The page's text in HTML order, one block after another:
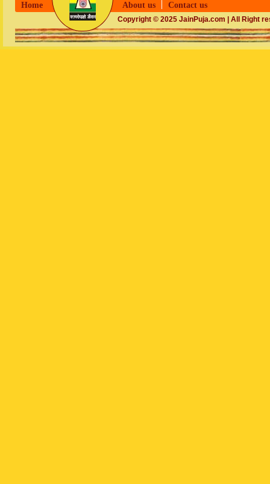
Home About us Contact us
Copyright © 2025 JainPuja.com | All Right